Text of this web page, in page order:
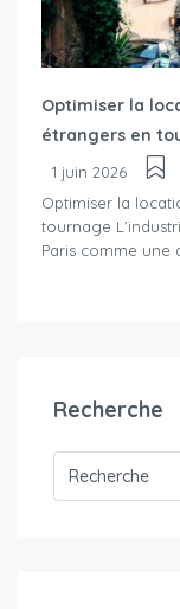
Optimiser la
étrangers en
1 juin 2026
Optimiser la
tournage
Paris comme une
Recherche